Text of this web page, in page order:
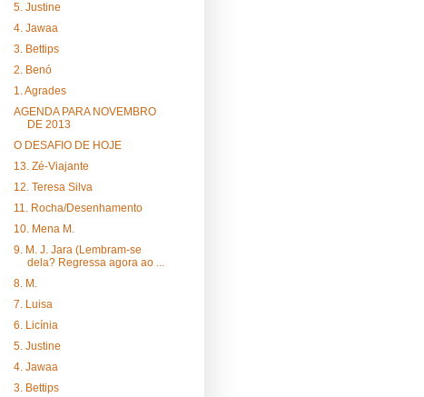
5. Justine
4. Jawaa
3. Bettips
2. Benó
1. Agrades
AGENDA PARA NOVEMBRO
DE 2013
O DESAFIO DE HOJE
13. Zé-Viajante
12. Teresa Silva
11. Rocha/Desenhamento
10. Mena M.
9. M. J. Jara (Lembram-se
dela? Regressa agora ao ...
8. M.
7. Luisa
6. Licínia
5. Justine
4. Jawaa
3. Bettips